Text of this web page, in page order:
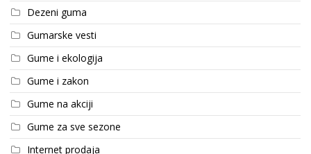
Dezeni guma
Gumarske vesti
Gume i ekologija
Gume i zakon
Gume na akciji
Gume za sve sezone
Internet prodaja